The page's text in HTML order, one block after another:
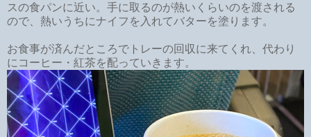
スの食パンに近い。手に取るのが熱いくらいのを渡される
ので、熱いうちにナイフを入れてバターを塗ります。
お食事が済んだところでトレーの回収に来てくれ、代わり
にコーヒー・紅茶を配っていきます。